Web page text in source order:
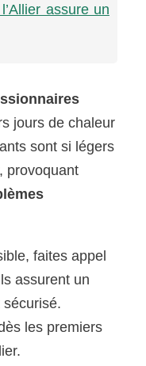
assure un
jours de chaleur
sont si légers
provoquant
faites appel
assurent un
les premiers